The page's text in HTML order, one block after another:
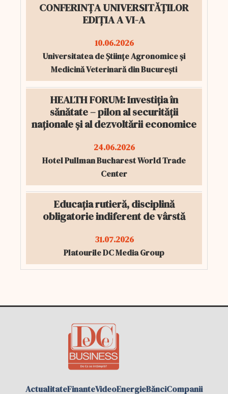
CONFERINȚA UNIVERSITĂȚILOR
EDIȚIA A VI-A
10.06.2026
Universitatea de Științe Agronomice și
Medicină Veterinară din București
HEALTH FORUM: Investiția în
sănătate – pilon al securității
naționale și al dezvoltării economice
24.06.2026
Hotel Pullman Bucharest World Trade
Center
Educația rutieră, disciplină
obligatorie indiferent de vârstă
31.07.2026
Platourile DC Media Group
ActualitateFinanteVideoEnergieBănciCompanii